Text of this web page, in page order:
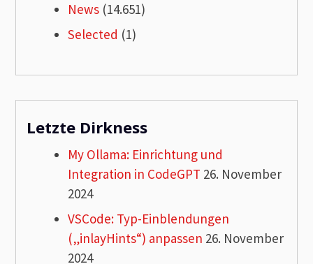
News (14.651)
Selected (1)
Letzte Dirkness
My Ollama: Einrichtung und
Integration in CodeGPT 26. November
2024
VSCode: Typ-Einblendungen
(„inlayHints“) anpassen 26. November
2024